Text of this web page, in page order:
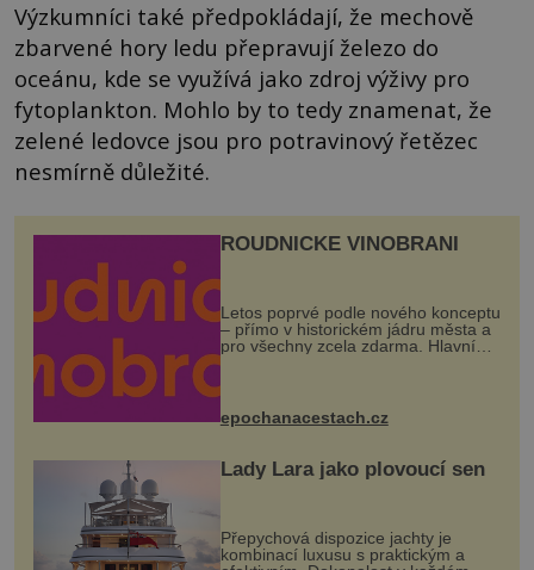
Výzkumníci také předpokládají, že mechově
zbarvené hory ledu přepravují železo do
oceánu, kde se využívá jako zdroj výživy pro
fytoplankton. Mohlo by to tedy znamenat, že
zelené ledovce jsou pro potravinový řetězec
nesmírně důležité.
ROUDNICKÉ VINOBRANÍ
Letos poprvé podle nového konceptu
– přímo v historickém jádru města a
pro všechny zcela zdarma. Hlavní
program se odehraje na Karlově a
mohou těšit na víno, burčák, pes...
epochanacestach.cz
Lady Lara jako plovoucí sen
Přepychová dispozice jachty je
kombinací luxusu s praktickým a